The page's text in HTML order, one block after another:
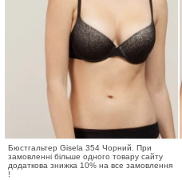
Бюстгальтер Gisela 354 Чорний. При
замовленні більше одного товару сайту
додаткова знижка 10% на все замовлення
!